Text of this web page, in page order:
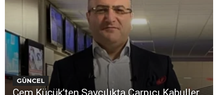
GÜNCEL
Cem Küçük’ten Savcılıkta Çarpıcı Kabuller